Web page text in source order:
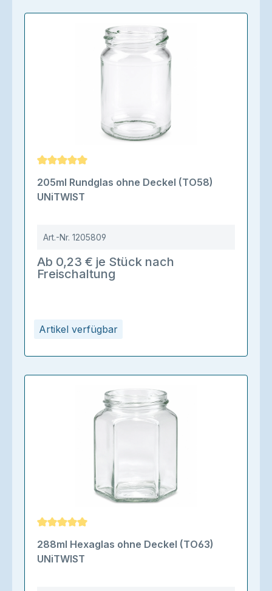
Artikel verfügbar
Durchschnittliche Bewertung von 5 von 5 Sternen
205ml Rundglas ohne Deckel (TO58)
UNiTWIST
Art.-Nr. 1205809
Ab 0,23 € je Stück nach
Freischaltung
Durchschnittliche Bewertung von 5 von 5 Sternen
288ml Hexaglas ohne Deckel (TO63)
UNiTWIST